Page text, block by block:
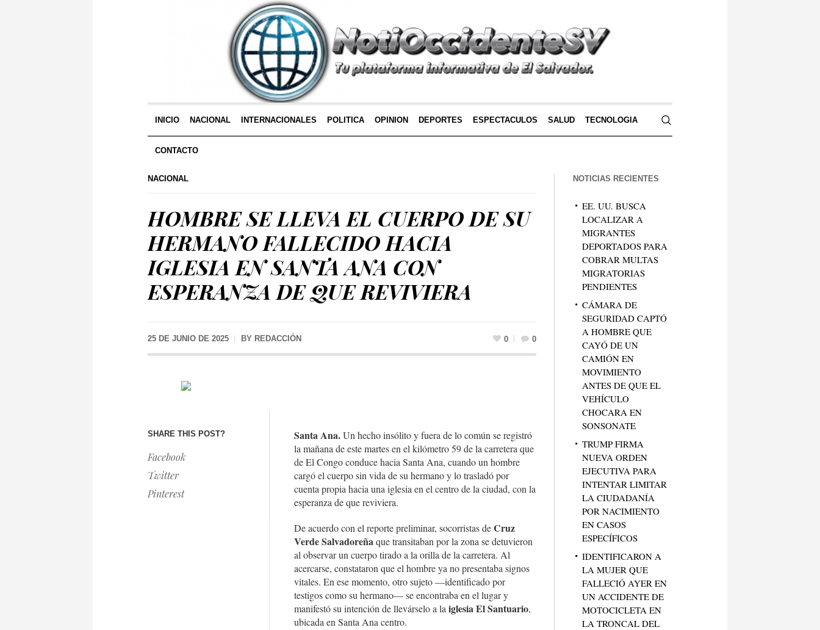
INICIO NACIONAL INTERNACIONALES POLITICA OPINION DEPORTES ESPECTACULOS SALUD TECNOLOGIA
CONTACTO
NACIONAL
HOMBRE SE LLEVA EL CUERPO DE SU
HERMANO FALLECIDO HACIA
IGLESIA EN SANTA ANA CON
ESPERANZA DE QUE REVIVIERA
25 DE JUNIO DE 2025 BY REDACCIÓN 0 0
SHARE THIS POST?
Facebook
Twitter
Pinterest
Santa Ana.Un hecho insólito y fuera de lo común se registró
la mañana de este martes en el kilómetro 59 de la carretera que
de El Congo conduce hacia Santa Ana, cuando un hombre
cargó el cuerpo sin vida de su hermano y lo trasladó por
cuenta propia hacia una iglesia en el centro de la ciudad, con la
esperanza de que reviviera.
De acuerdo con el reporte preliminar, socorristas deCruz
Verde Salvadoreñaque transitaban por la zona se detuvieron
al observar un cuerpo tirado a la orilla de la carretera. Al
acercarse, constataron que el hombre ya no presentaba signos
vitales. En ese momento, otro sujeto —identificado por
testigos como su hermano— se encontraba en el lugar y
manifestó su intención de llevárselo a laiglesia El Santuario,
ubicada en Santa Ana centro.
NOTICIAS RECIENTES
EE. UU. BUSCA
LOCALIZAR A
MIGRANTES
DEPORTADOS PARA
COBRAR MULTAS
MIGRATORIAS
PENDIENTES
CÁMARA DE
SEGURIDAD CAPTÓ
A HOMBRE QUE
CAYÓ DE UN
CAMIÓN EN
MOVIMIENTO
ANTES DE QUE EL
VEHÍCULO
CHOCARA EN
SONSONATE
TRUMP FIRMA
NUEVA ORDEN
EJECUTIVA PARA
INTENTAR LIMITAR
LA CIUDADANÍA
POR NACIMIENTO
EN CASOS
ESPECÍFICOS
IDENTIFICARON A
LA MUJER QUE
FALLECIÓ AYER EN
UN ACCIDENTE DE
MOTOCICLETA EN
LA TRONCAL DEL